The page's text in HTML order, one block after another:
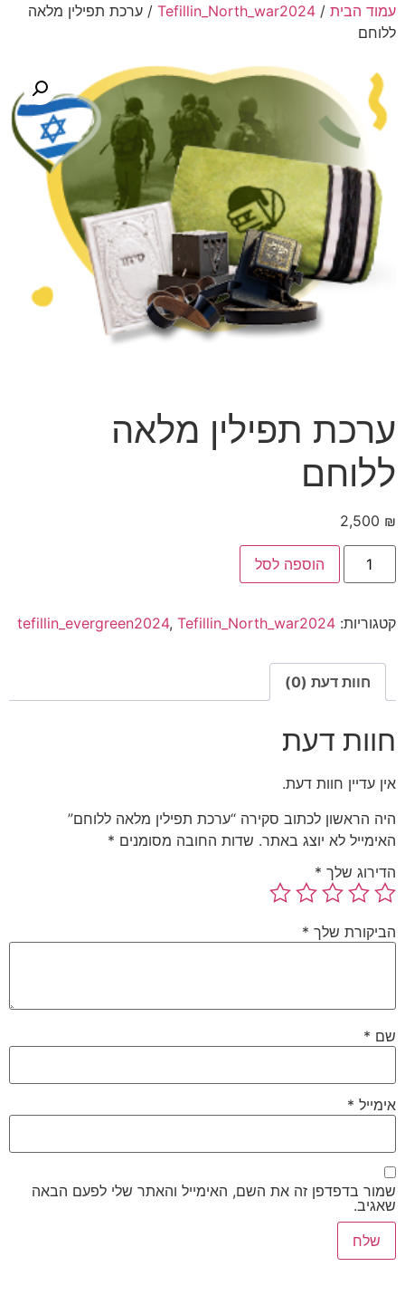
עמוד הבית /
Tefillin_North_war2024 / ערכת תפילין מלאה​
ללוחם
ערכת תפילין מלאה​
ללוחם
2,500 ₪
הוספה לסל
קטגוריות: tefillin_evergreen2024, Tefillin_North_war2024
חוות דעת (0)
חוות דעת
אין עדיין חוות דעת.
היה הראשון לכתוב סקירה “ערכת תפילין מלאה​ ללוחם”
האימייל לא יוצג באתר. שדות החובה מסומנים *
הדירוג שלך *
הביקורת שלך *
שם *
אימייל *
שמור בדפדפן זה את השם, האימייל והאתר שלי לפעם הבאה
שאגיב.